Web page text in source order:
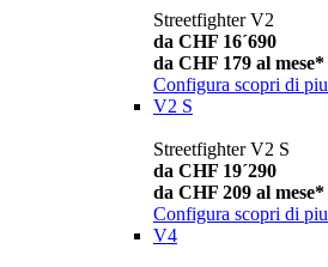
Streetfighter V2
da CHF 16´690
da CHF 179 al mese*
Configura scopri di piu
V2 S
Streetfighter V2 S
da CHF 19´290
da CHF 209 al mese*
Configura scopri di piu
V4